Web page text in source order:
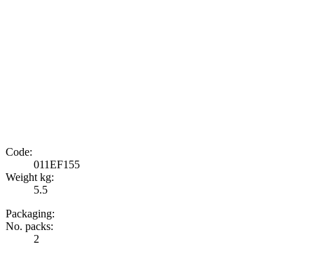
Code:
011EF155
Weight kg:
5.5
Packaging:
No. packs:
2